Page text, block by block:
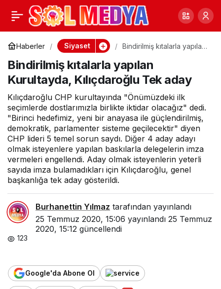
Haberler Siyaset
Bindirilmiş kıtalarla yapılan
Tek aday
Bindirilmiş kıtalarla yapılan
Kurultayda, Kılıçdaroğlu Tek aday
Kılıçdaroğlu CHP kurultayında "Önümüzdeki ilk
seçimlerde dostlarımızla birlikte iktidar olacağız" dedi.
"Birinci hedefimiz, yeni bir anayasa ile güçlendirilmiş,
demokratik, parlamenter sisteme geçilecektir" diyen
CHP lideri 5 temel sorun saydı. Diğer 4 aday adayı
olmak isteyenlere yapılan baskılarla delegelerin imza
vermeleri engellendi. Aday olmak isteyenlerin yeterli
sayıda imza bulamadıkları için Kılıçdaroğlu, genel
başkanlığa tek aday gösterildi.
Burhanettin Yılmaz tarafından yayınlandı
25 Temmuz 2020, 15:06 yayınlandı 25 Temmuz
2020, 15:12 güncellendi
123
Google'da Abone Ol
Bindirilmiş kıtalarla
yapılan Kurultayda,
Kılıçdaroğlu Tek aday
0